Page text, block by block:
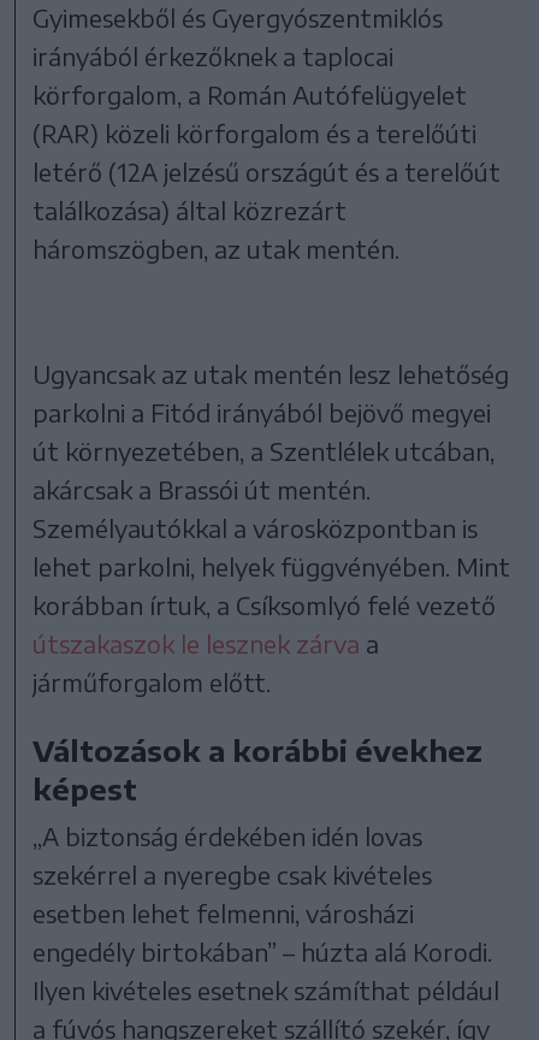
Gyimesekből és Gyergyószentmiklós
irányából érkezőknek a taplocai
körforgalom, a Román Autófelügyelet
(RAR) közeli körforgalom és a terelőúti
letérő (12A jelzésű országút és a terelőút
találkozása) által közrezárt
háromszögben, az utak mentén.
Ugyancsak az utak mentén lesz lehetőség
parkolni a Fitód irányából bejövő megyei
út környezetében, a Szentlélek utcában,
akárcsak a Brassói út mentén.
Személyautókkal a városközpontban is
lehet parkolni, helyek függvényében. Mint
korábban írtuk, a Csíksomlyó felé vezető
útszakaszok le lesznek zárva a
járműforgalom előtt.
Változások a korábbi évekhez
képest
„A biztonság érdekében idén lovas
szekérrel a nyeregbe csak kivételes
esetben lehet felmenni, városházi
engedély birtokában” – húzta alá Korodi.
Ilyen kivételes esetnek számíthat például
a fúvós hangszereket szállító szekér, így